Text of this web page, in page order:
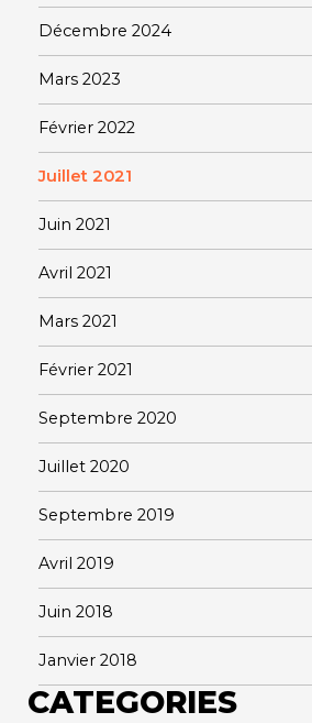
Décembre 2024
Mars 2023
Février 2022
Juillet 2021
Juin 2021
Avril 2021
Mars 2021
Février 2021
Septembre 2020
Juillet 2020
Septembre 2019
Avril 2019
Juin 2018
Janvier 2018
CATEGORIES